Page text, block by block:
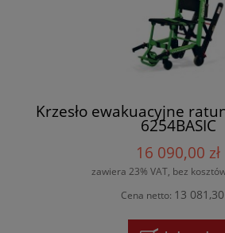
Krzesło ewakuacyjne
6254BASIC
16 090,00 zł
zawiera 23% VAT, bez
Cena netto: 13 081,30